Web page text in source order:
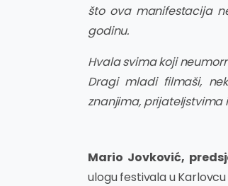
što ova manifestacija
godinu.
Hvala svima koji
Dragi mladi filmaši,
znanjima, prijateljstvima
Mario Jovković,
ulogu festivala u